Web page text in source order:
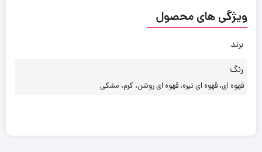
ویژگی های محصول
برند
رنگ
قهوه ای، قهوه ای تیره، قهوه ای روشن، کرم، مشکی